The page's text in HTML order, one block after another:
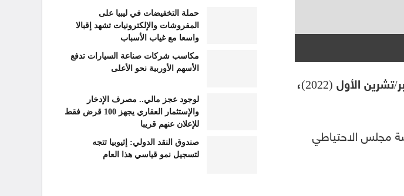
ارتفعت أسعار بأكثر من 17 دولارًا خلال تعاملات اليوم الأربعاء 26 أكتوبر/تشرين الأول (2022)،
مجلس الاحتياطي
حملة التخفيضات في ليبيا على
المفروشات والإلكترونيات تشهد إقبالا
واسعا مع غياب الأسباب
مكاسب شركات صناعة السيارات تدفع
الأسهم الأوربية نحو الأعلى
لوجود عجز مالي.. مصرف الإدخار
والإستثمار العقاري يجهز 100 قرض فقط
للإعلان عنهم قريبا
صندوق النقد الدولي: إثيوبيا تتجه
لتسجيل نمو قياسي هذا العام